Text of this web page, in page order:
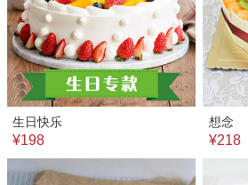
生日快乐
¥198
想念
¥218